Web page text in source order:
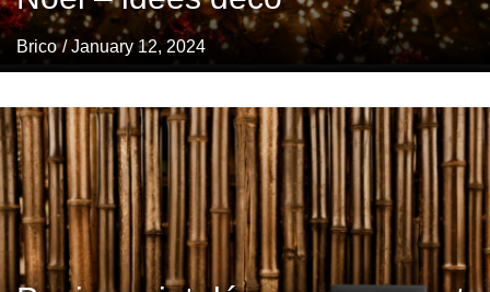
Brico / January 12, 2024